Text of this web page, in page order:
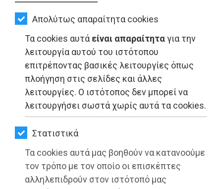
Απολύτως απαραίτητα cookies
Τα cookies αυτά είναι απαραίτηταγια την
λειτουργία αυτού του ιστότοπου
επιτρέποντας βασικές λειτουργίες όπως
πλοήγηση στις σελίδες και άλλες
λειτουργίες. Ο ιστότοπος δεν μπορεί να
λειτουργήσει σωστά χωρίς αυτά τα cookies.
Στατιστικά
Τα cookies αυτά μας βοηθούν να κατανοούμε
τον τρόπο με τον οποίο οι επισκέπτες
αλληλεπιδρούν στον ιστότοπό μας
ΟΙΚΟΝΟΜΙΑ
ΑΘΛΗΤΙΣΜΟΣ
ΠΟΛΙΤΙΣΜΟΣ
ΣΠΙΤΙ-
ΚΗΠΟΣ
ΥΓΕΙΑ
LIFESTYLE
ΤΑΞΙΔΙΑ
ΕΞΟΔΟΣ
ΤΟΠΙΚΗ ΑΥΤΟΔΙΟΙΚΗΣΗ - Παλλήνη
Δήμος Παλλήνης: Ένταξη και των